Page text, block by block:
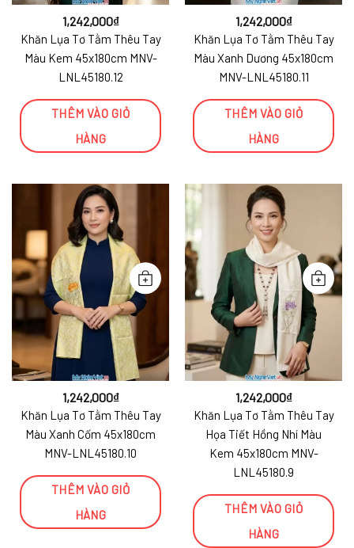
1,242,000₫
Khăn Lụa Tơ Tằm Thêu Tay
Màu Kem 45x180cm MNV-
LNL45180.12
THÊM VÀO GIỎ
HÀNG
1,242,000₫
Khăn Lụa Tơ Tằm Thêu Tay
Màu Xanh Dương 45x180cm
MNV-LNL45180.11
THÊM VÀO GIỎ
HÀNG
1,242,000₫
Khăn Lụa Tơ Tằm Thêu Tay
Màu Xanh Cốm 45x180cm
MNV-LNL45180.10
THÊM VÀO GIỎ
HÀNG
1,242,000₫
Khăn Lụa Tơ Tằm Thêu Tay
Họa Tiết Hồng Nhí Màu
Kem 45x180cm MNV-
LNL45180.9
THÊM VÀO GIỎ
HÀNG